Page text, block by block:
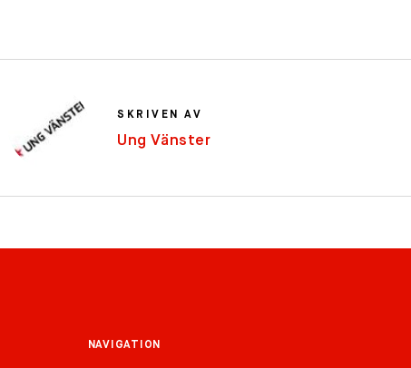
SKRIVEN AV
Ung Vänster
NAVIGATION